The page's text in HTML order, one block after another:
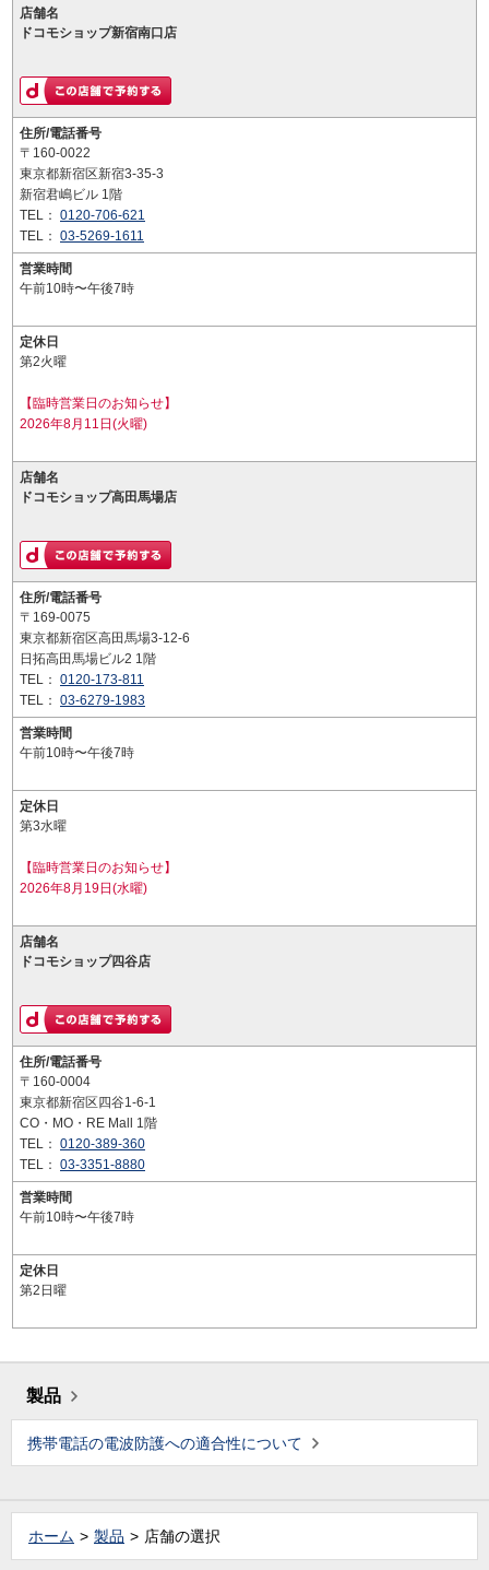
店舗名
ドコモショップ新宿南口店
住所/電話番号
〒160-0022
東京都新宿区新宿3-35-3
新宿君嶋ビル 1階
TEL： 0120-706-621
TEL： 03-5269-1611
営業時間
午前10時〜午後7時
定休日
第2火曜
【臨時営業日のお知らせ】
2026年8月11日(火曜)
店舗名
ドコモショップ高田馬場店
住所/電話番号
〒169-0075
東京都新宿区高田馬場3-12-6
日拓高田馬場ビル2 1階
TEL： 0120-173-811
TEL： 03-6279-1983
営業時間
午前10時〜午後7時
定休日
第3水曜
【臨時営業日のお知らせ】
2026年8月19日(水曜)
店舗名
ドコモショップ四谷店
住所/電話番号
〒160-0004
東京都新宿区四谷1-6-1
CO・MO・RE Mall 1階
TEL： 0120-389-360
TEL： 03-3351-8880
営業時間
午前10時〜午後7時
定休日
第2日曜
製品
携帯電話の電波防護への適合性について
ホーム 製品 店舗の選択